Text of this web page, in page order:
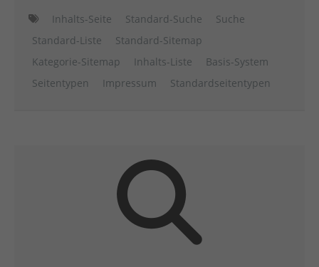
Inhalts-Seite Standard-Suche
Suche
Standard-Liste
Standard-Sitemap
Kategorie-Sitemap
Inhalts-Liste
Basis-System
Seitentypen
Impressum Standardseitentypen